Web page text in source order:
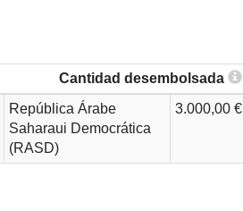
Cantidad desembolsada
República Árabe
Saharaui Democrática
(RASD)
3.000,00 €